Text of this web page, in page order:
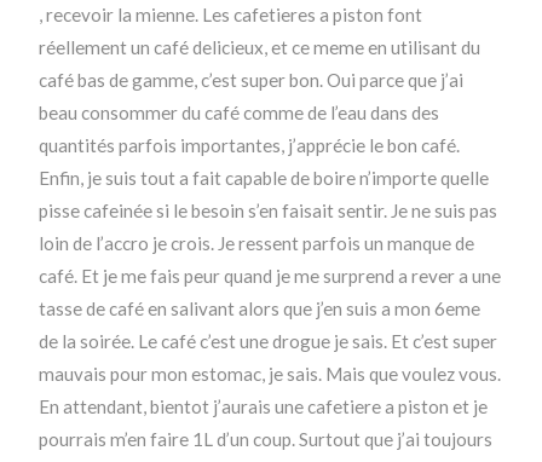
, recevoir la mienne. Les cafetieres a piston font
réellement un café delicieux, et ce meme en utilisant du
café bas de gamme, c’est super bon. Oui parce que j’ai
beau consommer du café comme de l’eau dans des
quantités parfois importantes, j’apprécie le bon café.
Enfin, je suis tout a fait capable de boire n’importe quelle
pisse cafeinée si le besoin s’en faisait sentir. Je ne suis pas
loin de l’accro je crois. Je ressent parfois un manque de
café. Et je me fais peur quand je me surprend a rever a une
tasse de café en salivant alors que j’en suis a mon 6eme
de la soirée. Le café c’est une drogue je sais. Et c’est super
mauvais pour mon estomac, je sais. Mais que voulez vous.
En attendant, bientot j’aurais une cafetiere a piston et je
pourrais m’en faire 1L d’un coup. Surtout que j’ai toujours